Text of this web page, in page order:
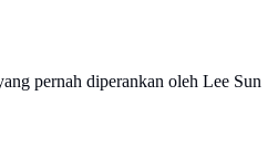
pernah diperankan oleh Lee Sun